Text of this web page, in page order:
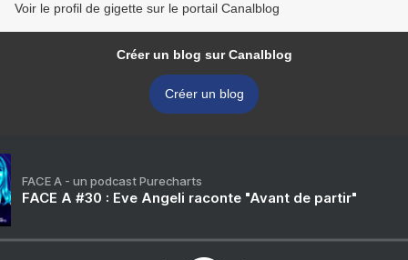
Voir le profil de gigette sur le portail Canalblog
Créer un blog sur Canalblog
Créer un blog
FACE A - un podcast Purecharts
FACE A #30 : Eve Angeli raconte "Avant de partir"